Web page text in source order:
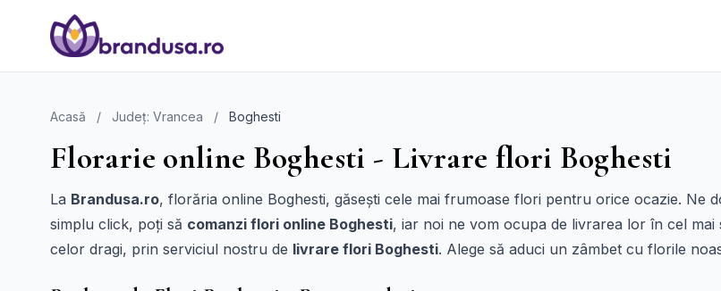
Acasă / Județ: Vrancea / Boghesti
Florarie online Boghesti - Livrare flori Boghesti
La Brandusa.ro, florăria online Boghesti, găsești cele mai frumoase flori pentru orice ocazie. Ne
simplu click, poți să comanzi flori online Boghesti, iar noi ne vom ocupa de livrarea lor în cel
celor dragi, prin serviciul nostru de livrare flori Boghesti. Alege să aduci un zâmbet cu florile